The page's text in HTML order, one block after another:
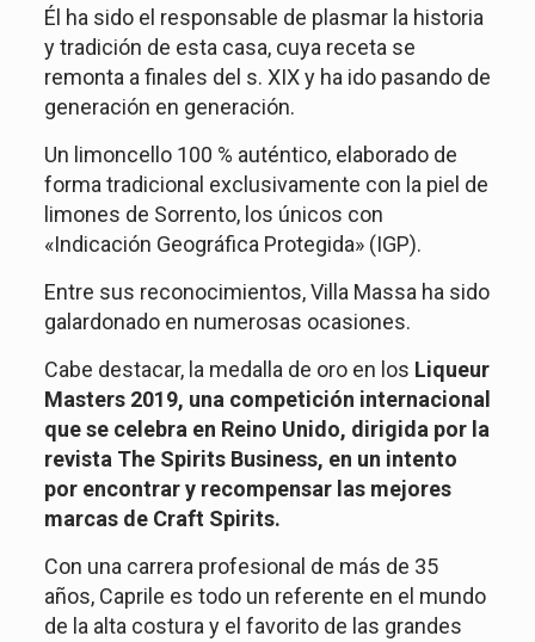
Él ha sido el responsable de plasmar la historia
y tradición de esta casa, cuya receta se
remonta a finales del s. XIX y ha ido pasando de
generación en generación.
Un limoncello 100 % auténtico, elaborado de
forma tradicional exclusivamente con la piel de
limones de Sorrento, los únicos con
«Indicación Geográfica Protegida» (IGP).
Entre sus reconocimientos, Villa Massa ha sido
galardonado en numerosas ocasiones.
Cabe destacar, la medalla de oro en los Liqueur
Masters 2019, una competición internacional
que se celebra en Reino Unido, dirigida por la
revista The Spirits Business, en un intento
por encontrar y recompensar las mejores
marcas de Craft Spirits.
Con una carrera profesional de más de 35
años, Caprile es todo un referente en el mundo
de la alta costura y el favorito de las grandes